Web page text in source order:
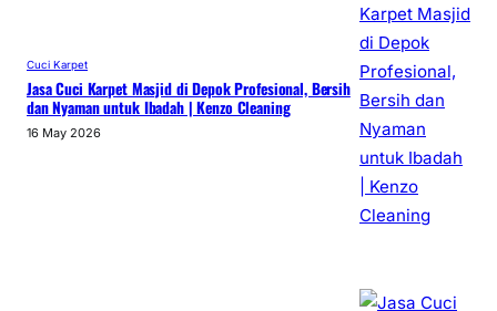
Cuci Karpet
Jasa Cuci Karpet Masjid di Depok Profesional, Bersih
dan Nyaman untuk Ibadah | Kenzo Cleaning
16 May 2026